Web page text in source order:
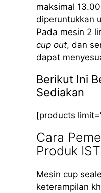
maksimal
diperuntukkan
Pada mesin 2
cup out, dan
dapat
Berikut Ini
Sediakan
[products
Cara
Produk
Mesin cup
keterampilan